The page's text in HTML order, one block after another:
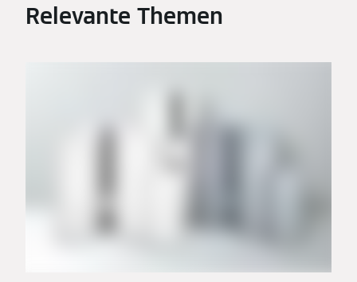
Relevante Themen